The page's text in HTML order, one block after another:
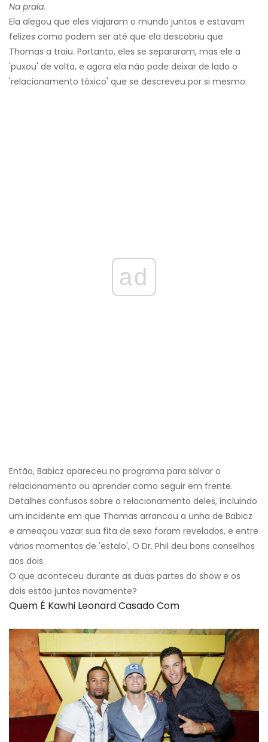
Na praia.
Ela alegou que eles viajaram o mundo juntos e estavam
felizes como podem ser até que ela descobriu que
Thomas a traiu. Portanto, eles se separaram, mas ele a
'puxou' de volta, e agora ela não pode deixar de lado o
'relacionamento tóxico' que se descreveu por si mesmo.
ad
Então, Babicz apareceu no programa para salvar o
relacionamento ou aprender como seguir em frente.
Detalhes confusos sobre o relacionamento deles, incluindo
um incidente em que Thomas arrancou a unha de Babicz
e ameaçou vazar sua fita de sexo foram revelados, e entre
vários momentos de 'estalo', O Dr. Phil deu bons conselhos
aos dois.
O que aconteceu durante as duas partes do show e os
dois estão juntos novamente?
Quem É Kawhi Leonard Casado Com